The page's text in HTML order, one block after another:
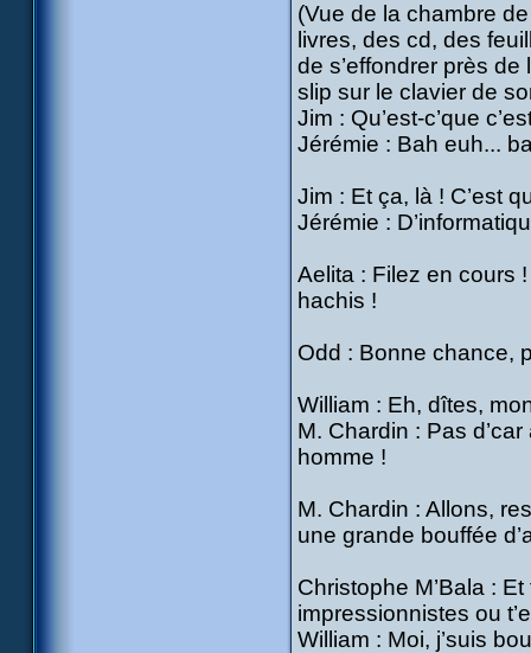
(Vue de la chambre
livres, des cd, des
de s’effondrer près
slip sur le clavier de
Jim : Qu’est-c’que
Jérémie : Bah euh...
Jim : Et ça, là ! C’est
Jérémie :
Aelita : Filez en cours
hachis !
Odd : Bonne chance,
William : Eh, dîtes,
M. Chardin : Pas
homme !
M. Chardin : Allons,
une grande bouffée
Christophe M’Bala :
impressionnistes ou
William : Moi, j’suis